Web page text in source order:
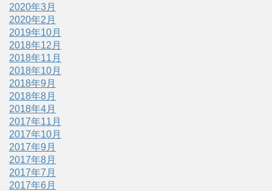
2020年3月
2020年2月
2019年10月
2018年12月
2018年11月
2018年10月
2018年9月
2018年8月
2018年4月
2017年11月
2017年10月
2017年9月
2017年8月
2017年7月
2017年6月